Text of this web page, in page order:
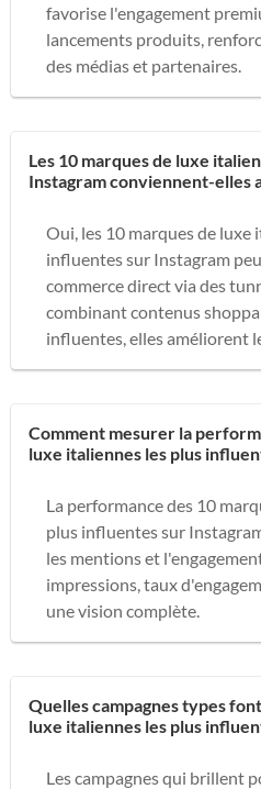
favorise l'engagement
lancements produits,
des médias et partenaires.
Les 10 marques de luxe
Instagram conviennent-elles
Oui, les 10 marques de luxe
influentes sur Instagram
commerce direct via des
combinant contenus
influentes, elles améliorent
Comment mesurer la
luxe italiennes les plus
La performance des 10
plus influentes sur
les mentions et
impressions, taux
une vision complète.
Quelles campagnes types
luxe italiennes les plus
Les campagnes qui brillent